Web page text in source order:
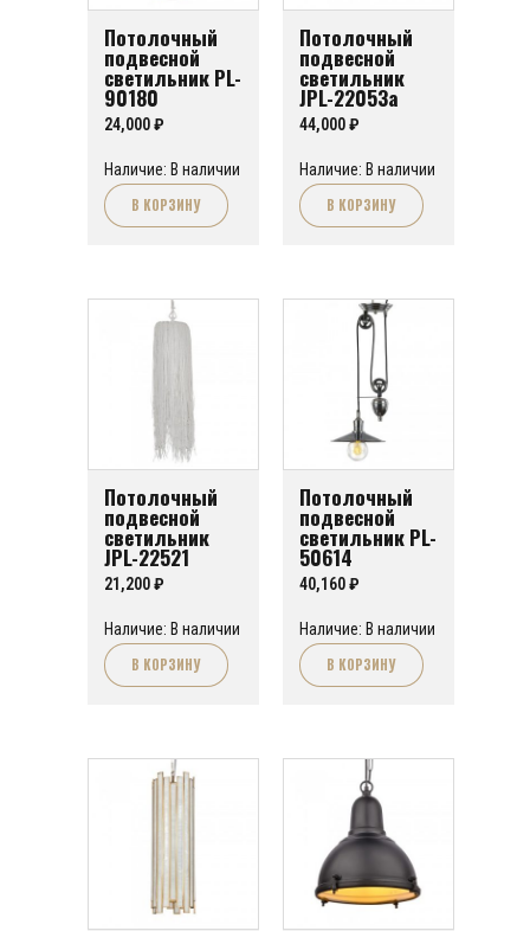
Потолочный
подвесной
светильник PL-
90180
24,000₽
Наличие: В наличии
В КОРЗИНУ
Потолочный
подвесной
светильник
JPL-22053a
44,000₽
Наличие: В наличии
В КОРЗИНУ
Потолочный
подвесной
светильник
JPL-22521
21,200₽
Наличие: В наличии
В КОРЗИНУ
Потолочный
подвесной
светильник PL-
50614
40,160₽
Наличие: В наличии
В КОРЗИНУ